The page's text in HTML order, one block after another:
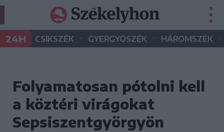
24H CSÍKSZÉK • GYERGYÓSZÉK • HÁROMSZÉK •
Folyamatosan pótolni kell
a köztéri virágokat
Sepsiszentgyörgyön